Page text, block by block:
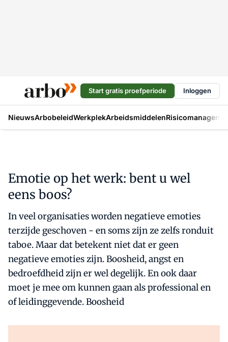
Start gratis proefperiode Inloggen
NieuwsArbobeleidWerkplekArbeidsmiddelen
Emotie op het werk: bent u wel
eens boos?
In veel organisaties worden negatieve emoties
terzijde geschoven - en soms zijn ze zelfs ronduit
taboe. Maar dat betekent niet dat er geen
negatieve emoties zijn. Boosheid, angst en
bedroefdheid zijn er wel degelijk. En ook daar
moet je mee om kunnen gaan als professional en
of leidinggevende. Boosheid